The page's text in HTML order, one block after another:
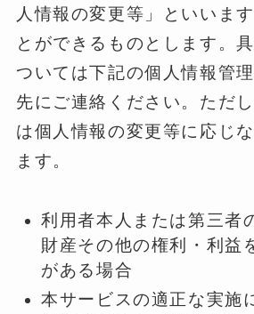
人情報の変更等」といいま
とができるものとします。
ついては下記の個人情報管
先にご連絡ください。ただ
は個人情報の変更等に応じ
ます。
利用者本人または第三者
財産その他の権利・利益
がある場合
本サービスの適正な実施